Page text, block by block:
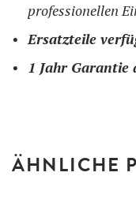
professionellen
Ersatzteile
1 Jahr Garantie
ÄHNLICHE